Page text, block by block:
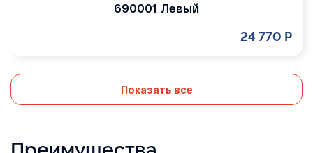
690001 Левый
24 770 Р
Показать все